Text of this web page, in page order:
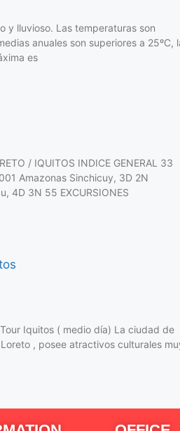
y lluvioso. Las temperaturas son
anuales son superiores a 25ºC,
es
/ IQUITOS INDICE GENERAL 33
Amazonas Sinchicuy, 3D 2N
4D 3N 55 EXCURSIONES
Iquitos ( medio día) La ciudad de
, posee atractivos culturales